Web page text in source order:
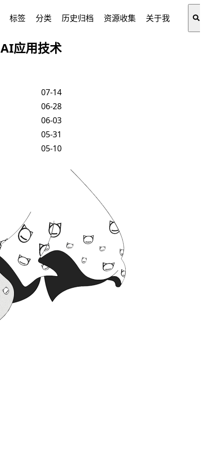
标签 分类 历史归档 资源收集 关于我
AI应用技术
07-14
06-28
06-03
05-31
05-10